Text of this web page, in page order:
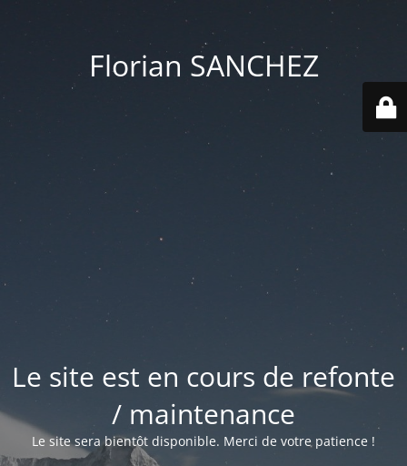
Florian SANCHEZ
Le site est en cours de refonte
/ maintenance
Le site sera bientôt disponible. Merci de votre patience !